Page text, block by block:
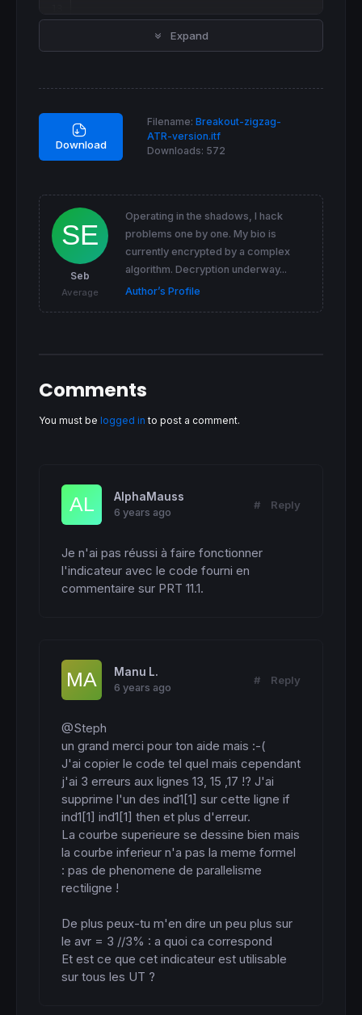
//proscreener conditions
//upside breakout
c1 = summation[7](ind1 CROSSES OVER ind2)
//sorting criterium
criteria = RSI[14](close
Expand
Download
Filename:Breakout-zigzag-
ATR-version.itf
Downloads: 572
Seb
Average
Operating in the shadows, I hack
problems one by one. My bio is
currently encrypted by a complex
algorithm. Decryption underway...
Author’s Profile
Comments
You must be logged in to post a comment.
AlphaMauss
6 years ago
# Reply
Je n'ai pas réussi à faire fonctionner
l'indicateur avec le code fourni en
Manu L.
6 years ago
# Reply
@Steph
un grand merci pour ton aide mais :-(
J'ai copier le code tel quel mais cependant
j'ai 3 erreurs aux lignes 13, 15 ,17 !? J'ai
supprime l'un des ind1[1] sur cette ligne if
ind1[1] ind1[1] then et plus d'erreur.
La courbe superieure se dessine bien mais
la courbe inferieur n'a pas la meme formel
: pas de phenomene de parallelisme
rectiligne !
De plus peux-tu m'en dire un peu plus sur
le avr = 3 //3% : a quoi ca correspond
Et est ce que cet indicateur est utilisable
sur tous les UT ?